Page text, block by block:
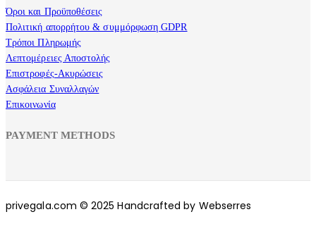
Όροι και Προϋποθέσεις
Πολιτική απορρήτου & συμμόρφωση GDPR
Τρόποι Πληρωμής
Λεπτομέρειες Αποστολής
Επιστροφές-Ακυρώσεις
Ασφάλεια Συναλλαγών
Επικοινωνία
PAYMENT METHODS
privegala.com © 2025 Handcrafted by Webserres